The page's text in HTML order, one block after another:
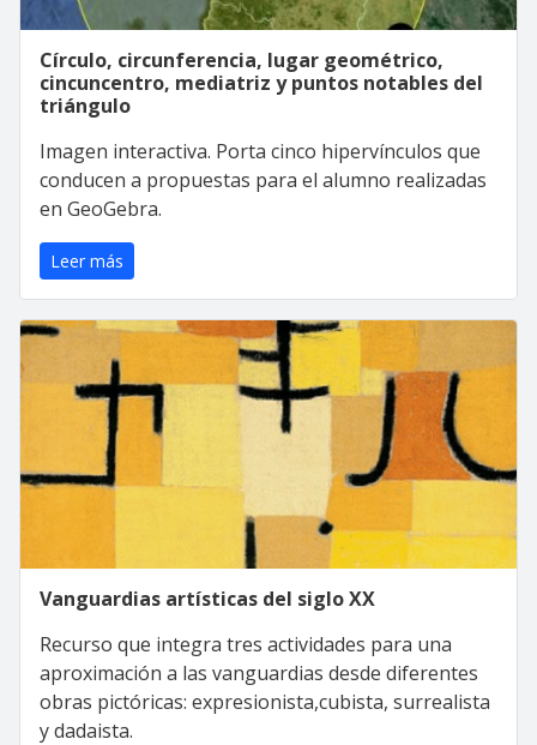
Círculo, circunferencia, lugar geométrico,
cincuncentro, mediatriz y puntos notables del
triángulo
Imagen interactiva. Porta cinco hipervínculos que
conducen a propuestas para el alumno realizadas
en GeoGebra.
Leer más
Vanguardias artísticas del siglo XX
Recurso que integra tres actividades para una
aproximación a las vanguardias desde diferentes
obras pictóricas: expresionista,cubista, surrealista
y dadaista.